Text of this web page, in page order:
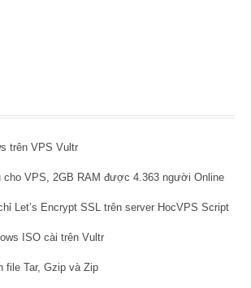
trên VPS Vultr
cho VPS, 2GB RAM được 4.363 người Online
Let’s Encrypt SSL trên server HocVPS Script
ISO cài trên Vultr
file Tar, Gzip và Zip